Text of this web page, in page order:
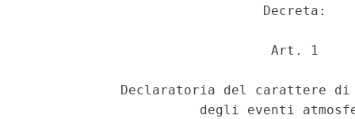
                              Decreta:
                               Art. 1
Declaratoria del carattere
degli eventi